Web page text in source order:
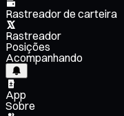
Rastreador de carteira
Rastreador
Posições
Acompanhando
App
Sobre